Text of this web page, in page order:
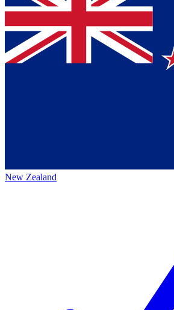
New Zealand